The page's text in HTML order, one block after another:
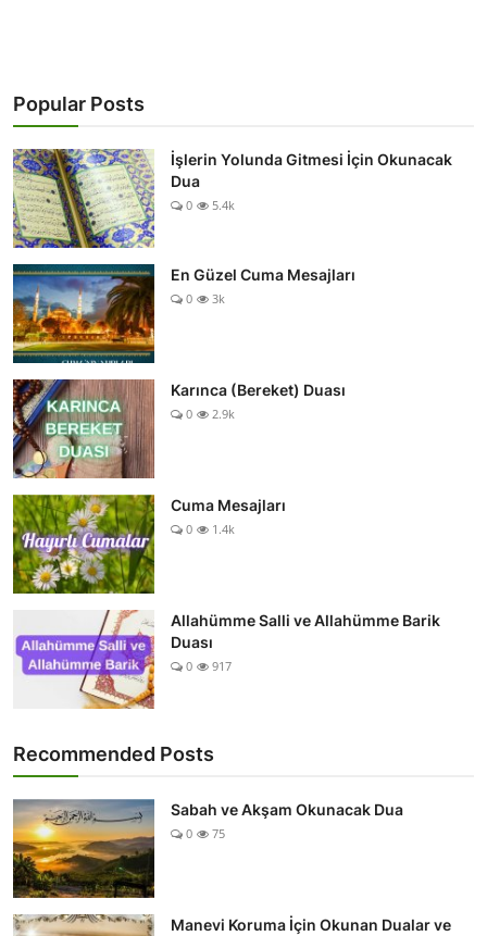
KISSADAN HİSSE
DİNİ BİLGİLER
Popular Posts
İşlerin Yolunda Gitmesi İçin Okunacak
Dua
0 5.4k
En Güzel Cuma Mesajları
0 3k
Karınca (Bereket) Duası
0 2.9k
Cuma Mesajları
0 1.4k
Allahümme Salli ve Allahümme Barik
Duası
0 917
Recommended Posts
Sabah ve Akşam Okunacak Dua
0 75
Manevi Koruma İçin Okunan Dualar ve